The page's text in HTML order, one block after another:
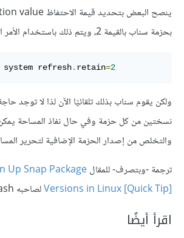
بحزمة سناب بالقيمة 2، ويتم ذلك باستخدام الأمر الآتي:
system refresh. retain=2
ولكن يقوم سناب بذلك تلقائيًا الآن لذا لا توجد
نسختين من كل حزمة وفي حال نفاذ المساحة
والتخلص من إصدار الحزمة الإضافية لتحرير
ترجمة -وبتصرف- للمقالUp Snap Package
Versions in Linux [Quick Tip]لصاحبه Abhishek Prakash.
اقرأ أيضًا